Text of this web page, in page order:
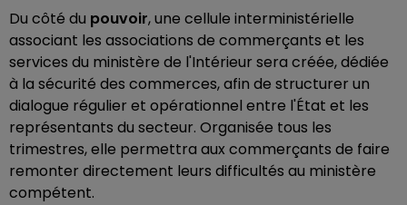
Du côté du pouvoir, une cellule interministérielle
associant les associations de commerçants et les
services du ministère de l'Intérieur sera créée, dédiée
à la sécurité des commerces, afin de structurer un
dialogue régulier et opérationnel entre l'État et les
représentants du secteur. Organisée tous les
trimestres, elle permettra aux commerçants de faire
remonter directement leurs difficultés au ministère
compétent.